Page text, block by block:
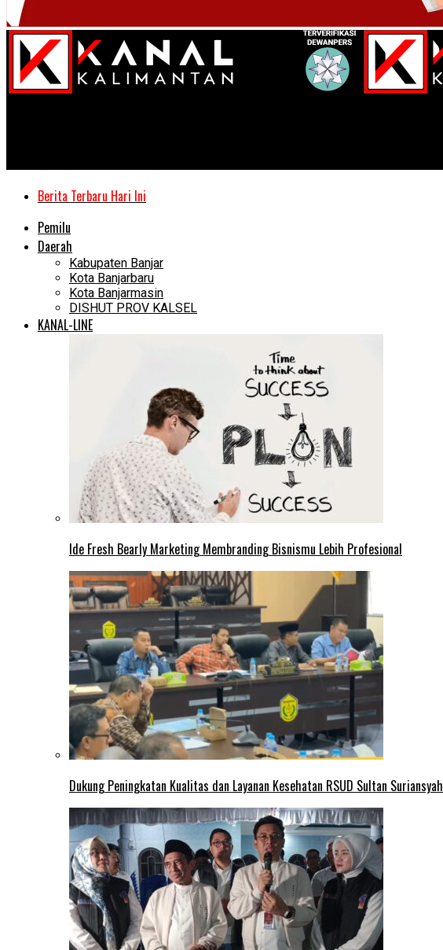
Berita Terbaru Hari Ini
Pemilu
Daerah
Kabupaten Banjar
Kota Banjarbaru
Kota Banjarmasin
DISHUT PROV KALSEL
KANAL-LINE
Ide Fresh Bearly Marketing Membranding Bisnismu Lebih Profesional
Dukung Peningkatan Kualitas dan Layanan Kesehatan RSUD Sultan Suriansyah